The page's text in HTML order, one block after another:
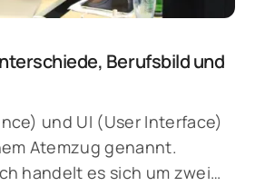
Berufsbild und
und UI (User Interface)
Atemzug genannt.
handelt es sich um zwei